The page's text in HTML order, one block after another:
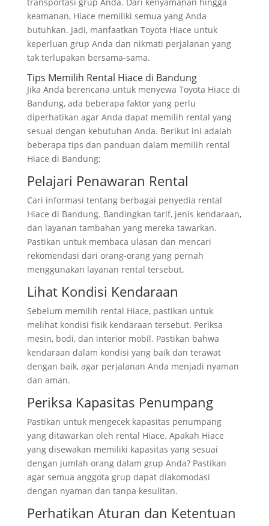
keamanan, Hiace memiliki semua yang Anda
butuhkan. Jadi, manfaatkan Toyota Hiace untuk
keperluan grup Anda dan nikmati perjalanan yang
tak terlupakan bersama-sama.
Tips Memilih Rental Hiace di Bandung
Jika Anda berencana untuk menyewa Toyota Hiace di
Bandung, ada beberapa faktor yang perlu
diperhatikan agar Anda dapat memilih rental yang
sesuai dengan kebutuhan Anda. Berikut ini adalah
beberapa tips dan panduan dalam memilih rental
Hiace di Bandung:
Pelajari Penawaran Rental
Cari informasi tentang berbagai penyedia rental
Hiace di Bandung. Bandingkan tarif, jenis kendaraan,
dan layanan tambahan yang mereka tawarkan.
Pastikan untuk membaca ulasan dan mencari
rekomendasi dari orang-orang yang pernah
menggunakan layanan rental tersebut.
Lihat Kondisi Kendaraan
Sebelum memilih rental Hiace, pastikan untuk
melihat kondisi fisik kendaraan tersebut. Periksa
mesin, bodi, dan interior mobil. Pastikan bahwa
kendaraan dalam kondisi yang baik dan terawat
dengan baik, agar perjalanan Anda menjadi nyaman
dan aman.
Periksa Kapasitas Penumpang
Pastikan untuk mengecek kapasitas penumpang
yang ditawarkan oleh rental Hiace. Apakah Hiace
yang disewakan memiliki kapasitas yang sesuai
dengan jumlah orang dalam grup Anda? Pastikan
agar semua anggota grup dapat diakomodasi
dengan nyaman dan tanpa kesulitan.
Perhatikan Aturan dan Ketentuan